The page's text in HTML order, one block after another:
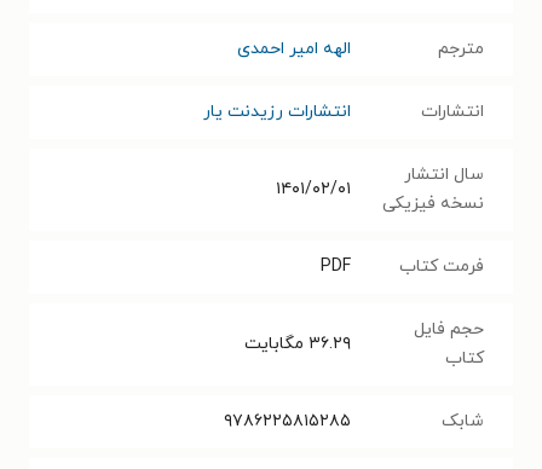
مترجم الهه امیر احمدی
انتشارات انتشارات رزیدنت یار
سال انتشار
نسخه فیزیکی
۱۴۰۱/۰۲/۰۱
فرمت کتاب PDF
حجم فایل
کتاب
۳۶.۲۹ مگابایت
شابک ۹۷۸۶۲۲۵۸۱۵۲۸۵